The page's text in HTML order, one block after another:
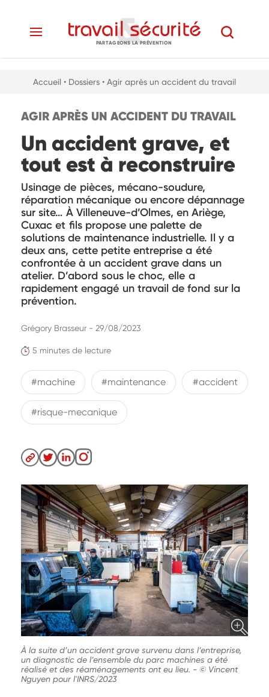
PARTAGEONS LA PRÉVENTION
Accueil • Dossiers • Agir après un accident du travail
AGIR APRÈS UN ACCIDENT DU TRAVAIL
Un accident grave, et
tout est à reconstruire
Usinage de pièces, mécano-soudure,
réparation mécanique ou encore dépannage
sur site… À Villeneuve-d’Olmes, en Ariège,
Cuxac et fils propose une palette de
solutions de maintenance industrielle. Il y a
deux ans, cette petite entreprise a été
confrontée à un accident grave dans un
atelier. D’abord sous le choc, elle a
rapidement engagé un travail de fond sur la
prévention.
5 minutes de lecture
Grégory Brasseur - 29/08/2023
#machine #maintenance #accident
#risque-mecanique
À la suite d’un accident grave survenu dans l’entreprise,
un diagnostic de l’ensemble du parc machines a été
réalisé et des réaménagements ont eu lieu. - © Vincent
Nguyen pour l'INRS/2023